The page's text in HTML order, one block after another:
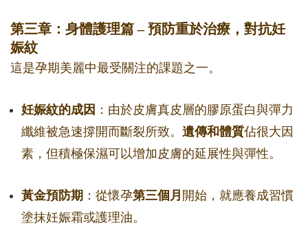
第三章：身體護理篇 – 預防重於治療，對抗妊
娠紋
這是孕期美麗中最受關注的課題之一。
妊娠紋的成因 ：由於皮膚真皮層的膠原蛋白與彈力
纖維被急速撐開而斷裂所致。 遺傳和體質佔很大因
素，但積極保濕可以增加皮膚的延展性與彈性。
黃金預防期 ：從懷孕第三個月 開始，就應養成習慣
塗抹妊娠霜或護理油。